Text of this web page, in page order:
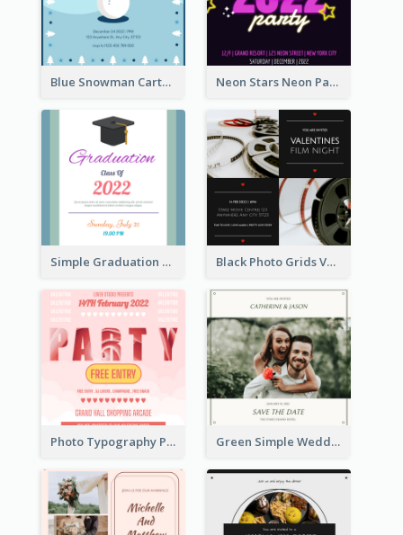
Blue Snowman Cartoon Christmas Concert Invitation Neon Stars Neon Party 2020 Invitation
Simple Graduation Class Of 2020 Invitation Black Photo Grids Valentines Day Movie Night Invitation
Photo Typography Party Invitation Design Templates Green Simple Wedding Photo Wedding Invitation